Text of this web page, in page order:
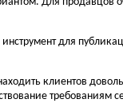
для
клиентов
требованиям